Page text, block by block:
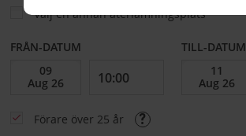
Välj en annan återlämningsplats
FRÅN-DATUM TILL-DATUM
Förare över 25 år